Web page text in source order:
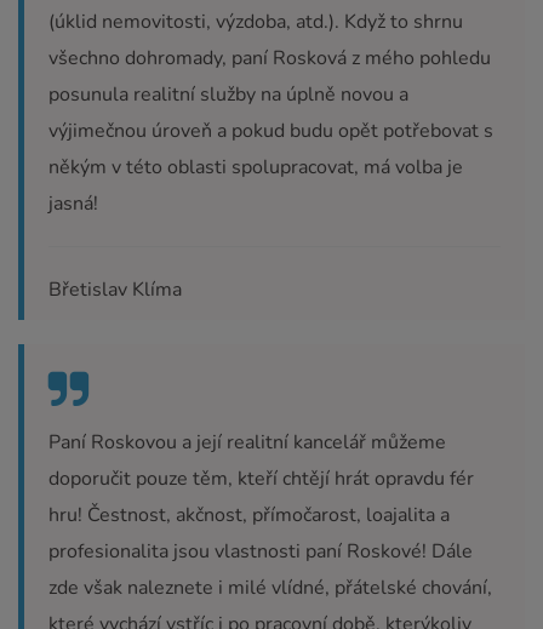
(úklid nemovitosti, výzdoba, atd.). Když to shrnu
všechno dohromady, paní Rosková z mého pohledu
posunula realitní služby na úplně novou a
výjimečnou úroveň a pokud budu opět potřebovat s
někým v této oblasti spolupracovat, má volba je
jasná!
Břetislav Klíma
Paní Roskovou a její realitní kancelář můžeme
doporučit pouze těm, kteří chtějí hrát opravdu fér
hru! Čestnost, akčnost, přímočarost, loajalita a
profesionalita jsou vlastnosti paní Roskové! Dále
zde však naleznete i milé vlídné, přátelské chování,